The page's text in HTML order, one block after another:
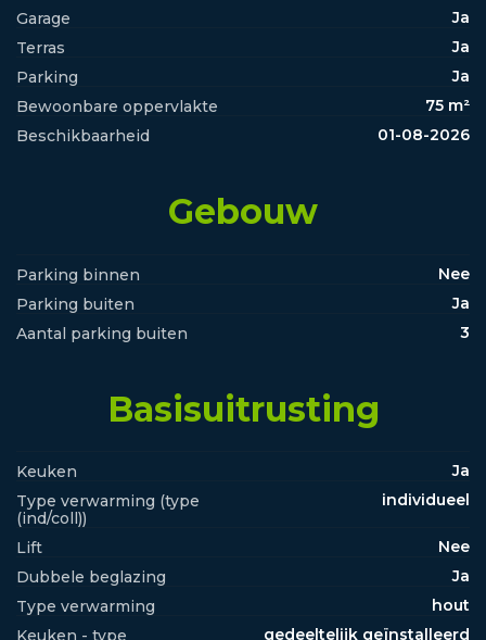
Garage
Ja
Terras
Ja
Parking
Ja
Bewoonbare oppervlakte
75 m²
Beschikbaarheid
01-08-2026
Gebouw
Parking binnen
Nee
Parking buiten
Ja
Aantal parking buiten
3
Basisuitrusting
Keuken
Ja
Type verwarming (type
(ind/coll))
individueel
Lift
Nee
Dubbele beglazing
Ja
Type verwarming
hout
Keuken - type
gedeeltelijk geïnstalleerd